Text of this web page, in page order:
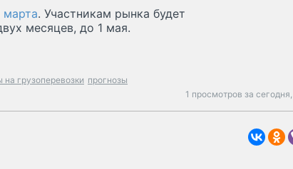
марта. Участникам рынка будет
месяцев, до 1 мая.
на грузоперевозки прогнозы
1 просмотров за сегодня,